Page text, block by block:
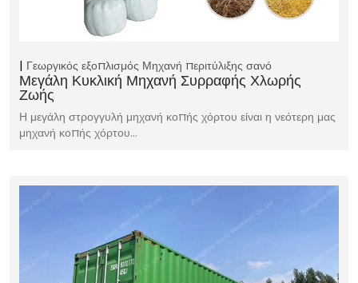
Γεωργικός εξοπλισμός Μηχανή περιτύλιξης σανό
Μεγάλη Κυκλική Μηχανή Συρραφής Χλωρής
Ζωής
Η μεγάλη στρογγυλή μηχανή κοπής χόρτου είναι η νεότερη μας
μηχανή κοπής χόρτου…